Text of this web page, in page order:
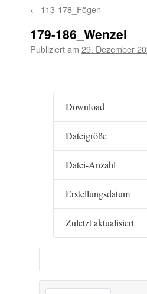
← 113-178_Fögen
179-186_Wenzel
Publiziert am 29. Dezember
Download
Dateigröße
Datei-Anzahl
Erstellungsdatum
Zuletzt aktualisiert